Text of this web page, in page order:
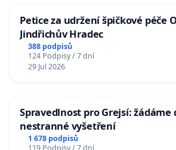
Petice za udržení špičkové péče
Jindřichův Hradec
388 podpisů
124 Podpisy / 7 dní
29 Jul 2026
Spravedlnost pro Grejsí: žádáme
nestranné vyšetření
1 678 podpisů
119 Podpisy / 7 dní